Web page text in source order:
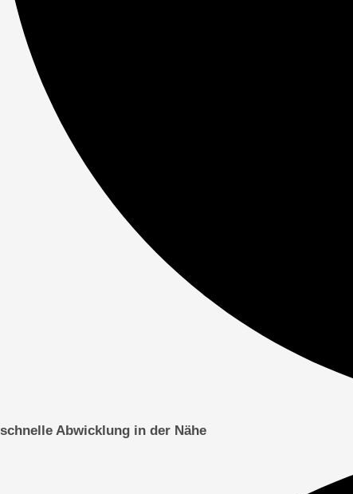
schnelle Abwicklung in der Nähe